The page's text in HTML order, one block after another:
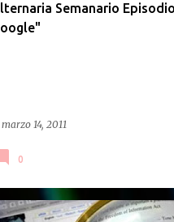
Semanario
marzo 14, 2011
0